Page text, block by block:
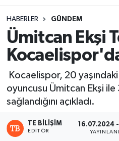
HABERLER GÜNDEM
Ümitcan Ekşi
Kocaelispor, 20
oyuncusu Ümitcan Ekşi ile
sağlandığını açıkladı.
TE BILIŞIM
EDITÖR
16.07.2024
Trafik Durumu
Süper Lig Puan
Son Dakika Haberleri
Haber Arşivi